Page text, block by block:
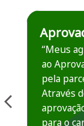
Estudante
“Meus
ao
pela
Através
para o